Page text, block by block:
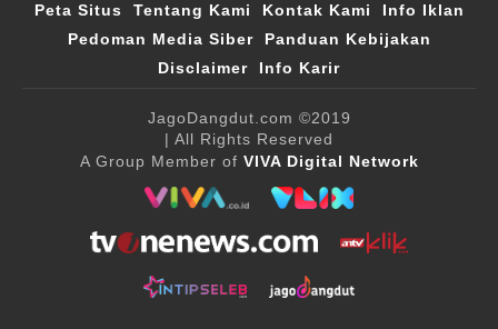
Peta Situs Tentang Kami Kontak Kami
Info Iklan
Pedoman Media Siber
Panduan Kebijakan
Disclaimer
Info Karir
JagoDangdut.com ©2019
| All Rights Reserved
A Group Member of VIVA Digital Network